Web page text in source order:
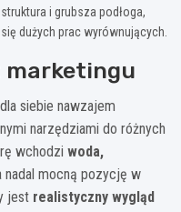
i grubsza podłoga,
dużych prac wyrównujących.
marketingu
siebie nawzajem
narzędziami do różnych
wchodzi woda,
nadal mocną pozycję w
jest realistyczny wygląd